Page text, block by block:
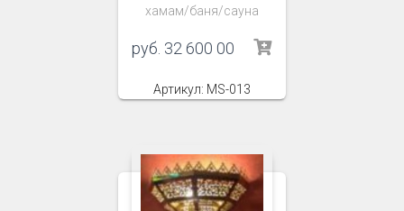
хамам/баня/сауна
руб. 32 600 00
Артикул: MS-013